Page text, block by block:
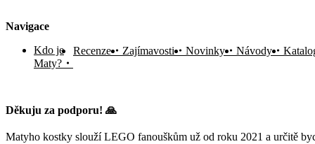
Navigace
Kdo je
Maty?
Recenze Zajímavosti Novinky Návody
Děkuju za podporu! 🙏
Matyho kostky slouží LEGO fanouškům už od roku 2021 a určitě